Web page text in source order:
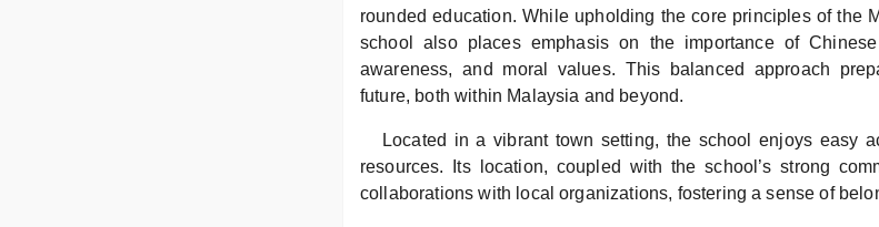
rounded education. While upholding the core principles of the
school also places emphasis on the importance of Chinese
awareness, and moral values. This balanced approach
future, both within Malaysia and beyond.
Located in a vibrant town setting, the school enjoys easy
resources. Its location, coupled with the school’s strong
collaborations with local organizations, fostering a sense of